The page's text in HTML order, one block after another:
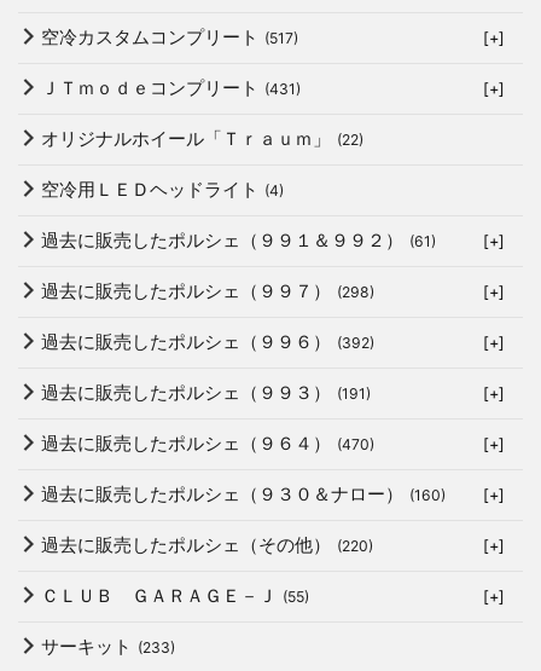
空冷カスタムコンプリート (517) [+]
ＪＴｍｏｄｅコンプリート (431) [+]
オリジナルホイール「Ｔｒａｕｍ」 (22)
空冷用ＬＥＤヘッドライト (4)
過去に販売したポルシェ（９９１＆９９２） (61) [+]
過去に販売したポルシェ（９９７） (298) [+]
過去に販売したポルシェ（９９６） (392) [+]
過去に販売したポルシェ（９９３） (191) [+]
過去に販売したポルシェ（９６４） (470) [+]
過去に販売したポルシェ（９３０＆ナロー） (160) [+]
過去に販売したポルシェ（その他） (220) [+]
ＣＬＵＢ ＧＡＲＡＧＥ－Ｊ (55) [+]
サーキット (233)